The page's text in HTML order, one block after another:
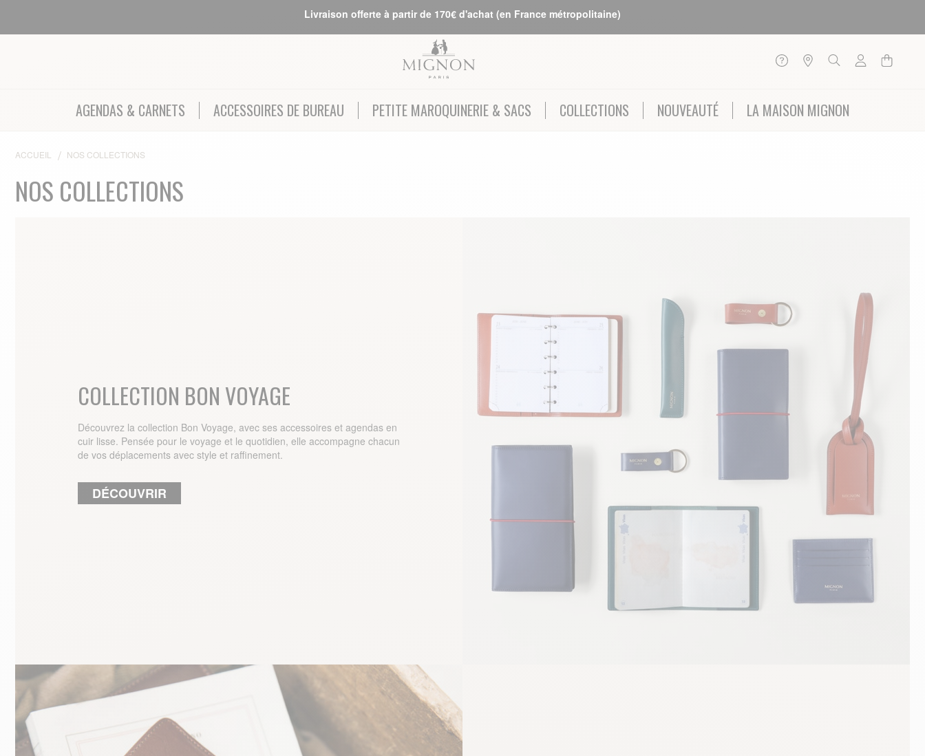
Livraison offerte à partir de 170€ d'achat (en France métropolitaine)
AGENDAS & CARNETS ACCESSOIRES DE BUREAU PETITE MAROQUINERIE & SACS COLLECTIONS NOUVEAUTÉ LA MAISON MIGNON
ACCUEIL NOS COLLECTIONS
NOS COLLECTIONS
COLLECTION BON VOYAGE
Découvrez la collection Bon Voyage, avec ses accessoires et agendas en
cuir lisse. Pensée pour le voyage et le quotidien, elle accompagne chacun
de vos déplacements avec style et raffinement.
DÉCOUVRIR